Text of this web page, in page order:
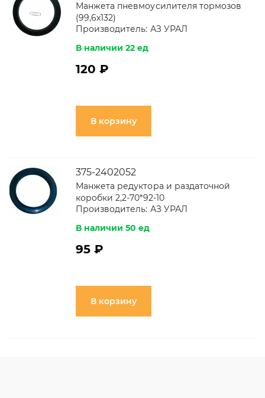
Манжета пневмоусилителя тормозов
(99,6х132)
Производитель: АЗ УРАЛ
В наличии 22 ед
120 ₽
В корзину
375-2402052
Манжета редуктора и раздаточной
коробки 2,2-70*92-10
Производитель: АЗ УРАЛ
В наличии 50 ед
95 ₽
В корзину